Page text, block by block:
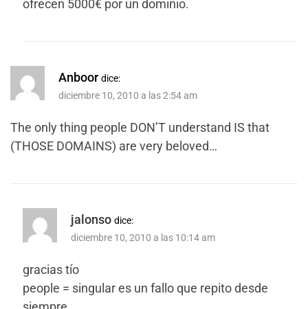
ofrecen 5000€ por un dominio.
Anboor dice:
diciembre 10, 2010 a las 2:54 am
The only thing people DON’T understand IS that
(THOSE DOMAINS) are very beloved…
jalonso dice:
diciembre 10, 2010 a las 10:14 am
gracias tío
people = singular es un fallo que repito desde